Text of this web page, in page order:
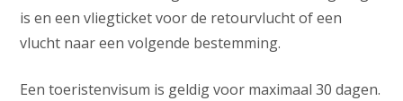
is en een vliegticket voor de retourvlucht of een
vlucht naar een volgende bestemming.
Een toeristenvisum is geldig voor maximaal 30 dagen.